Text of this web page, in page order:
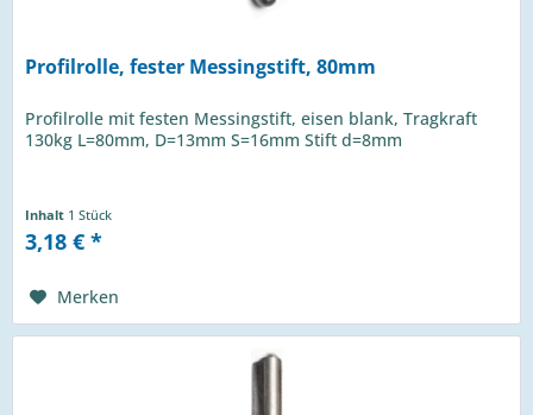
Profilrolle, fester Messingstift, 80mm
Profilrolle mit festen Messingstift, eisen blank, Tragkraft
130kg L=80mm, D=13mm S=16mm Stift d=8mm
Inhalt 1 Stück
3,18 € *
Merken